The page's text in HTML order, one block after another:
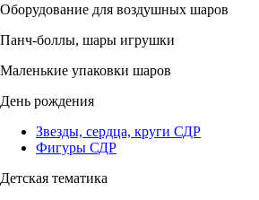
Оборудование для воздушных шаров
Панч-боллы, шары игрушки
Маленькие упаковки шаров
День рождения
Звезды, сердца, круги СДР
Фигуры СДР
Детская тематика